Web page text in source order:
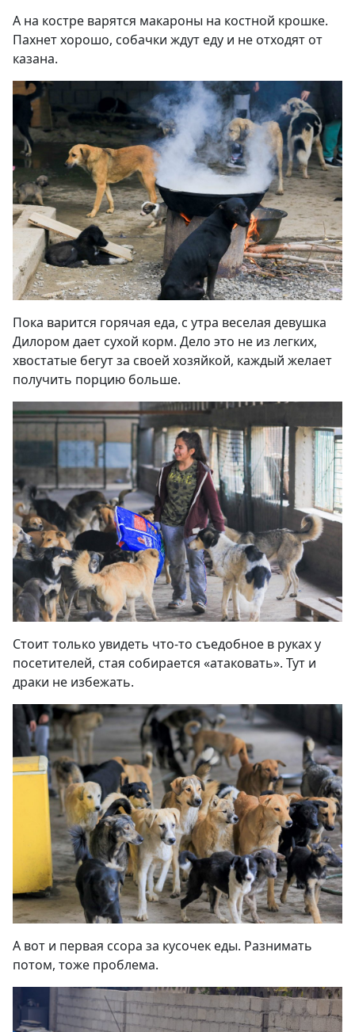
А на костре варятся макароны на костной крошке.
Пахнет хорошо, собачки ждут еду и не отходят от
казана.
Пока варится горячая еда, с утра веселая девушка
Дилором дает сухой корм. Дело это не из легких,
хвостатые бегут за своей хозяйкой, каждый желает
получить порцию больше.
Стоит только увидеть что-то съедобное в руках у
посетителей, стая собирается «атаковать». Тут и
драки не избежать.
А вот и первая ссора за кусочек еды. Разнимать
потом, тоже проблема.